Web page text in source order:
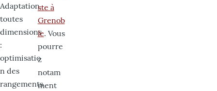
Adaptation
toutes
dimensions
:
optimisatio
n des
rangements
ste à
Grenob
le. Vous
pourre
z
notam
ment